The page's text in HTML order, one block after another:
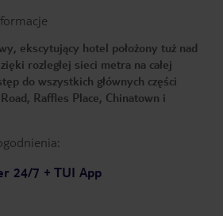
ekscytujący hotel położony tuż nad
rozległej sieci metra na całej
do wszystkich głównych części
Raffles Place, Chinatown i
24/7 + TUI App